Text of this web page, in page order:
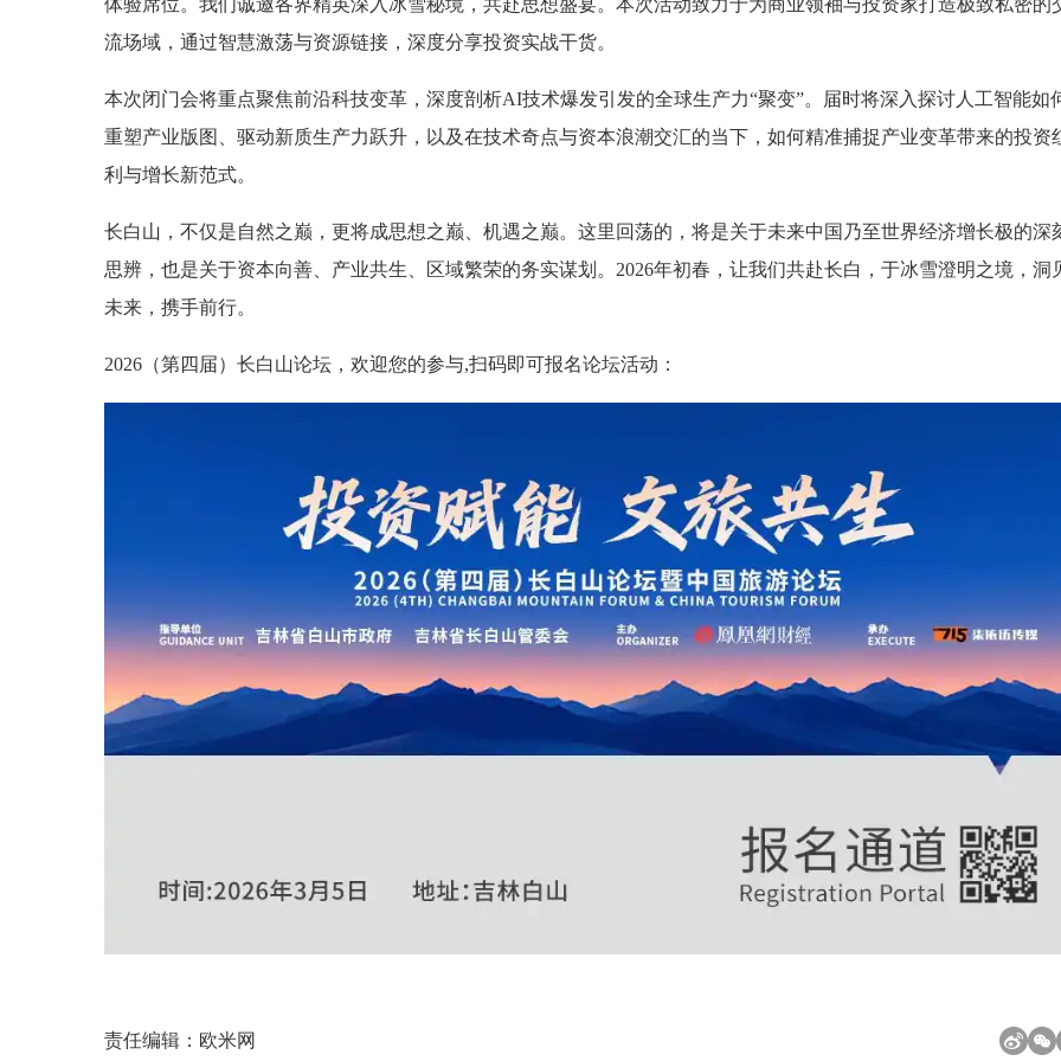
流场域，通过智慧激荡与资源链接，深度分享投资实战干货。
本次闭门会将重点聚焦前沿科技变革，深度剖析AI技术爆发引发的全球生产力“聚变”。届时将深入探讨人工智能如
重塑产业版图、驱动新质生产力跃升，以及在技术奇点与资本浪潮交汇的当下，如何精准捕捉产业变革带来的投资
利与增长新范式。
长白山，不仅是自然之巅，更将成思想之巅、机遇之巅。这里回荡的，将是关于未来中国乃至世界经济增长极的深
思辨，也是关于资本向善、产业共生、区域繁荣的务实谋划。2026年初春，让我们共赴长白，于冰雪澄明之境，洞
未来，携手前行。
2026（第四届）长白山论坛，欢迎您的参与,扫码即可报名论坛活动：
责任编辑：欧米网